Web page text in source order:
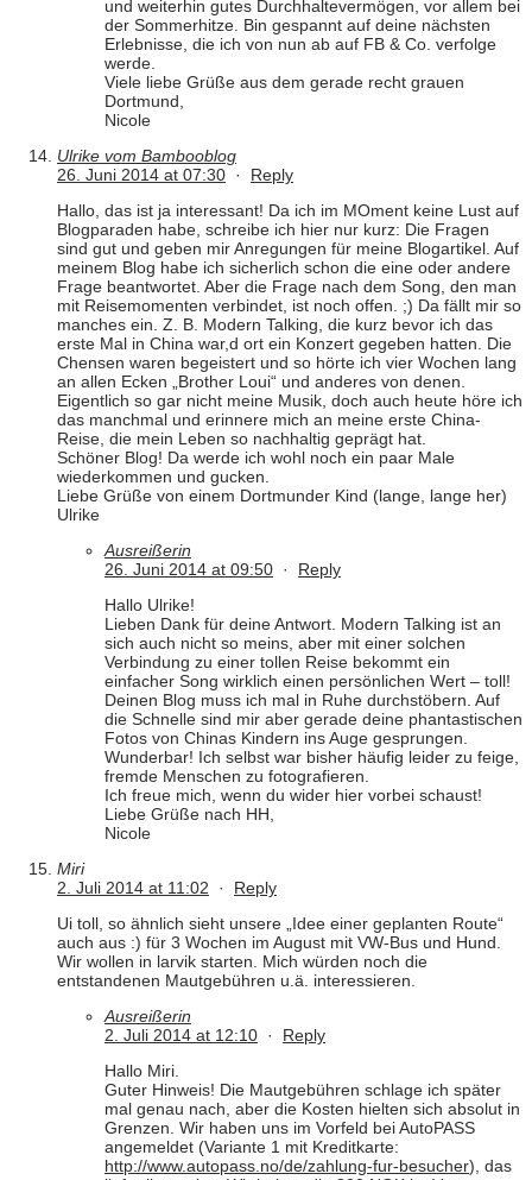
und weiterhin gutes Durchhaltevermögen, vor allem bei
der Sommerhitze. Bin gespannt auf deine nächsten
Erlebnisse, die ich von nun ab auf FB & Co. verfolge
werde.
Viele liebe Grüße aus dem gerade recht grauen
Dortmund,
Nicole
Ulrike vom Bambooblog
26. Juni 2014 at 07:30 · Reply
Hallo, das ist ja interessant! Da ich im MOment keine Lust auf
Blogparaden habe, schreibe ich hier nur kurz: Die Fragen
sind gut und geben mir Anregungen für meine Blogartikel. Auf
meinem Blog habe ich sicherlich schon die eine oder andere
Frage beantwortet. Aber die Frage nach dem Song, den man
mit Reisemomenten verbindet, ist noch offen. ;) Da fällt mir so
manches ein. Z. B. Modern Talking, die kurz bevor ich das
erste Mal in China war,d ort ein Konzert gegeben hatten. Die
Chensen waren begeistert und so hörte ich vier Wochen lang
an allen Ecken „Brother Loui“ und anderes von denen.
Eigentlich so gar nicht meine Musik, doch auch heute höre ich
das manchmal und erinnere mich an meine erste China-
Reise, die mein Leben so nachhaltig geprägt hat.
Schöner Blog! Da werde ich wohl noch ein paar Male
wiederkommen und gucken.
Liebe Grüße von einem Dortmunder Kind (lange, lange her)
Ulrike
Ausreißerin
26. Juni 2014 at 09:50 · Reply
Hallo Ulrike!
Lieben Dank für deine Antwort. Modern Talking ist an
sich auch nicht so meins, aber mit einer solchen
Verbindung zu einer tollen Reise bekommt ein
einfacher Song wirklich einen persönlichen Wert – toll!
Deinen Blog muss ich mal in Ruhe durchstöbern. Auf
die Schnelle sind mir aber gerade deine phantastischen
Fotos von Chinas Kindern ins Auge gesprungen.
Wunderbar! Ich selbst war bisher häufig leider zu feige,
fremde Menschen zu fotografieren.
Ich freue mich, wenn du wider hier vorbei schaust!
Liebe Grüße nach HH,
Nicole
Miri
2. Juli 2014 at 11:02 · Reply
Ui toll, so ähnlich sieht unsere „Idee einer geplanten Route“
auch aus :) für 3 Wochen im August mit VW-Bus und Hund.
Wir wollen in larvik starten. Mich würden noch die
entstandenen Mautgebühren u.ä. interessieren.
Ausreißerin
2. Juli 2014 at 12:10 · Reply
Hallo Miri.
Guter Hinweis! Die Mautgebühren schlage ich später
mal genau nach, aber die Kosten hielten sich absolut in
Grenzen. Wir haben uns im Vorfeld bei AutoPASS
angemeldet (Variante 1 mit Kreditkarte:
http://www.autopass.no/de/zahlung-fur-besucher), das